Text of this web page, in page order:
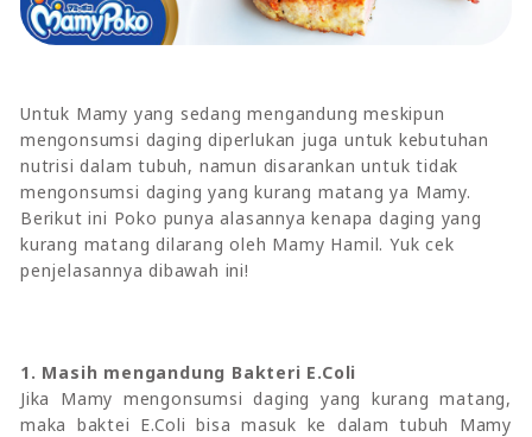
Untuk Mamy yang sedang mengandung meskipun
mengonsumsi daging diperlukan juga untuk kebutuhan
nutrisi dalam tubuh, namun disarankan untuk tidak
mengonsumsi daging yang kurang matang ya Mamy.
Berikut ini Poko punya alasannya kenapa daging yang
kurang matang dilarang oleh Mamy Hamil. Yuk cek
penjelasannya dibawah ini!
1. Masih mengandung Bakteri E.Coli
Jika Mamy mengonsumsi daging yang kurang matang,
maka baktei E.Coli bisa masuk ke dalam tubuh Mamy